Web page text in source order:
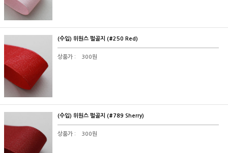
(수입) 위원스 펄골지 (#250 Red)
상품가 : 300원
(수입) 위원스 펄골지 (#789 Sherry)
상품가 : 300원